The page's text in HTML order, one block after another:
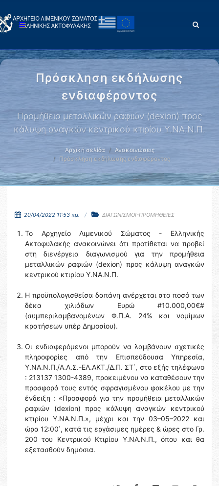
Πρόσκληση εκδήλωσης
ενδιαφέροντος
Προμήθεια μεταλλικών ραφιών (dexion) προς
κάλυψη αναγκών κεντρικού κτιρίου Υ.ΝΑ.Ν.Π.
Αρχική σελίδα
Ανακοινώσεις
Πρόσκληση εκδήλωσης ενδιαφέροντος
20/04/2022 11:53 πμ. ΔΙΑΓΩΝΙΣΜΟΙ-ΠΡΟΜΗΘΕΙΕΣ
Το Αρχηγείο Λιμενικού Σώματος - Ελληνικής
Ακτοφυλακής ανακοινώνει ότι προτίθεται να προβεί
στη διενέργεια διαγωνισμού για την προμήθεια
μεταλλικών ραφιών (dexion) προς κάλυψη αναγκών
κεντρικού κτιρίου Υ.ΝΑ.Ν.Π.
Η προϋπολογισθείσα δαπάνη ανέρχεται στο ποσό των
δέκα χιλιάδων Ευρώ #10.000,00€#
(συμπεριλαμβανομένων Φ.Π.Α. 24% και νομίμων
κρατήσεων υπέρ Δημοσίου).
Οι ενδιαφερόμενοι μπορούν να λαμβάνουν σχετικές
πληροφορίες από την Επισπεύδουσα Υπηρεσία,
Υ.ΝΑ.Ν.Π./Α.Λ.Σ.-ΕΛ.ΑΚΤ./Δ.Π. ΣΤ΄, στο εξής τηλέφωνο
: 213137 1300-4389, προκειμένου να καταθέσουν την
προσφορά τους εντός σφραγισμένου φακέλου με την
ένδειξη : «Προσφορά για την προμήθεια μεταλλικών
ραφιών (dexion) προς κάλυψη αναγκών κεντρικού
κτιρίου Υ.ΝΑ.Ν.Π.», μέχρι και την 03–05–2022 και
ώρα 12:00΄, κατά τις εργάσιμες ημέρες & ώρες στο Γρ.
200 του Κεντρικού Κτιρίου Υ.ΝΑ.Ν.Π., όπου και θα
εξετασθούν δημόσια.